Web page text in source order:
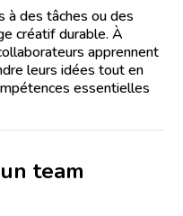
à des tâches ou des
créatif durable. À
apprennent
leurs idées tout en
essentielles
team